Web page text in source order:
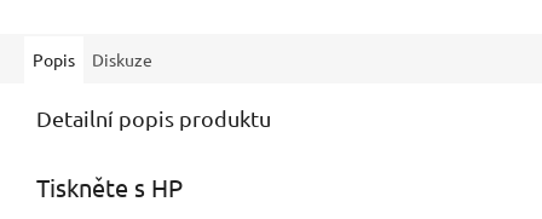
Popis Diskuze
Detailní popis produktu
Tiskněte s HP